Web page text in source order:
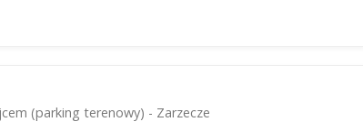
(parking terenowy) - Zarzecze